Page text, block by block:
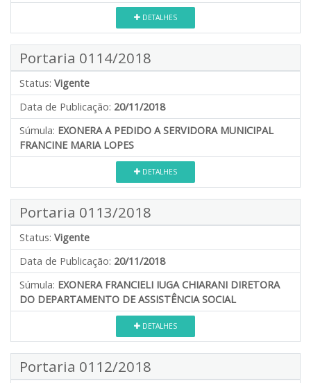
DETALHES
Portaria 0114/2018
Status: Vigente
Data de Publicação: 20/11/2018
Súmula: EXONERA A PEDIDO A SERVIDORA MUNICIPAL
FRANCINE MARIA LOPES
DETALHES
Portaria 0113/2018
Status: Vigente
Data de Publicação: 20/11/2018
Súmula: EXONERA FRANCIELI IUGA CHIARANI DIRETORA
DO DEPARTAMENTO DE ASSISTÊNCIA SOCIAL
DETALHES
Portaria 0112/2018